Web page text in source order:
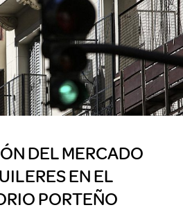
DEL MERCADO
EN EL
PORTEÑO